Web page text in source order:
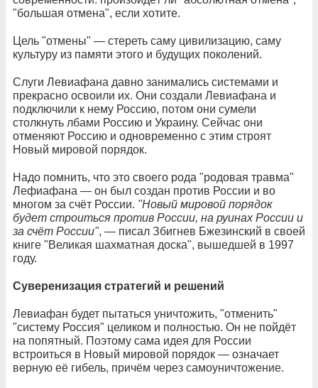
"большая отмена", если хотите.
Цель "отмены" — стереть саму цивилизацию, саму
культуру из памяти этого и будущих поколений.
Слуги Левиафана давно занимались системами и
прекрасно освоили их. Они создали Левиафана и
подключили к нему Россию, потом они сумели
столкнуть лбами Россию и Украину. Сейчас они
отменяют Россию и одновременно с этим строят
Новый мировой порядок.
Надо помнить, что это своего рода "родовая травма"
Лефиафана — он был создан против России и во
многом за счёт России. "Новый мировой порядок
будет строиться против России, на руинах России и
за счёт России", — писал Збигнев Бжезинский в своей
книге "Великая шахматная доска", вышедшей в 1997
году.
Суверенизация стратегий и решений
Левиафан будет пытаться уничтожить, "отменить"
"систему Россия" целиком и полностью. Он не пойдёт
на попятный. Поэтому сама идея для России
встроиться в Новый мировой порядок — означает
верную её гибель, причём через самоуничтожение.